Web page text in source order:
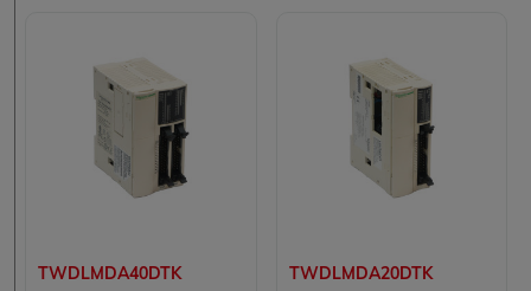
TWDLMDA40DTK TWDLMDA20DTK